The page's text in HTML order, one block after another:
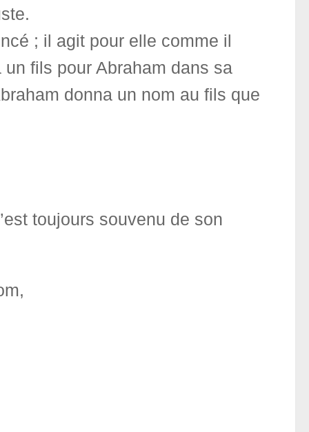
; il agit pour elle comme il
fils pour Abraham dans sa
donna un nom au fils que
toujours souvenu de son